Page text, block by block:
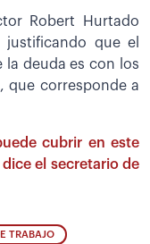
Robert Hurtado
justificando que el
la deuda es con los
que corresponde a
cubrir en este
el secretario de
TRABAJO